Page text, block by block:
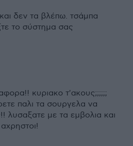
δεν τα βλέπω. τσάμπα
το σύστημα σας
κυριακο τ'ακους;;;;;;
παλι τα σουργελα να
λυσαξατε με τα εμβολια και